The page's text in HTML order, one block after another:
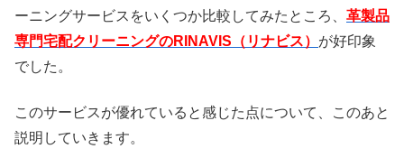
ーニングサービスをいくつか比較してみたところ、 革製品
専門宅配クリーニングのRINAVIS（リナビス） が好印象
でした。
このサービスが優れていると感じた点について、このあと
説明していきます。